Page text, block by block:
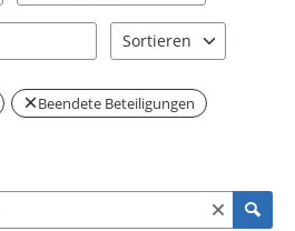
Sortieren
Beendete Beteiligungen